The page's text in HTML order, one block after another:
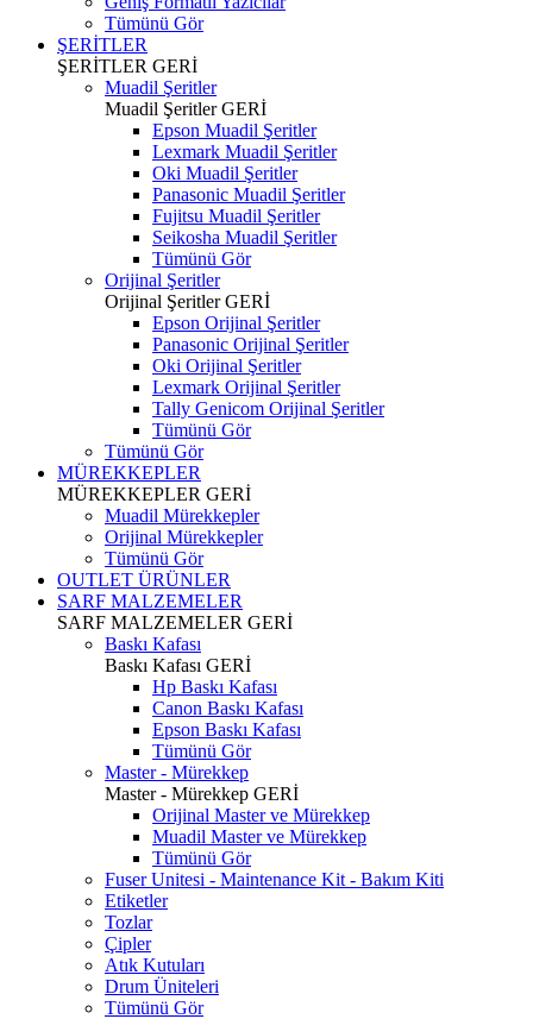
Tümünü Gör
ŞERİTLER
ŞERİTLER GERİ
Muadil Şeritler
Muadil ŞeritlerGERİ
Epson Muadil Şeritler
Lexmark Muadil Şeritler
Oki Muadil Şeritler
Panasonic Muadil Şeritler
Fujitsu Muadil Şeritler
Seikosha Muadil Şeritler
Tümünü Gör
Orijinal Şeritler
Orijinal ŞeritlerGERİ
Epson Orijinal Şeritler
Panasonic Orijinal Şeritler
Oki Orijinal Şeritler
Lexmark Orijinal Şeritler
Tally Genicom Orijinal Şeritler
Tümünü Gör
Tümünü Gör
MÜREKKEPLER
MÜREKKEPLER GERİ
Muadil Mürekkepler
Orijinal Mürekkepler
Tümünü Gör
OUTLET ÜRÜNLER
SARF MALZEMELER
SARF MALZEMELER GERİ
Baskı Kafası
Baskı Kafası GERİ
Hp Baskı Kafası
Canon Baskı Kafası
Epson Baskı Kafası
Tümünü Gör
Master - Mürekkep
Master - Mürekkep GERİ
Orijinal Master ve Mürekkep
Muadil Master ve Mürekkep
Tümünü Gör
Fuser Unitesi - Maintenance Kit - Bakım Kiti
Etiketler
Tozlar
Çipler
Atık Kutuları
Drum Üniteleri
Tümünü Gör